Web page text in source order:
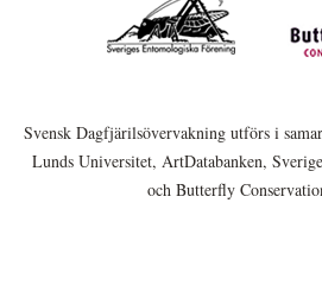
Svensk Dagfjärilsövervakning utförs i
Lunds Universitet, ArtDatabanken,
och Butterfly